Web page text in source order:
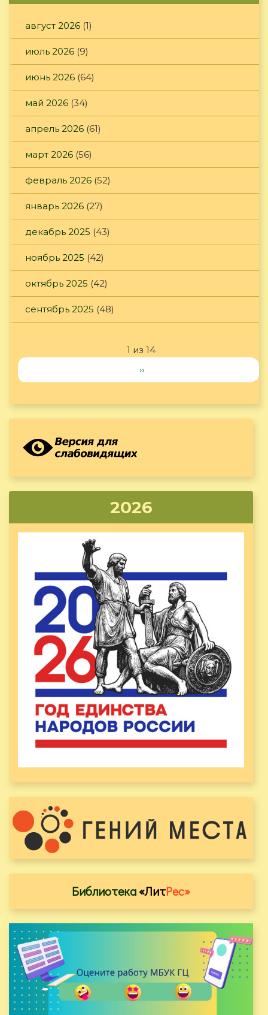
август 2026 (1)
июль 2026 (9)
июнь 2026 (64)
май 2026 (34)
апрель 2026 (61)
март 2026 (56)
февраль 2026 (52)
январь 2026 (27)
декабрь 2025 (43)
ноябрь 2025 (42)
октябрь 2025 (42)
сентябрь 2025 (48)
1 из 14
››
2026
Библиотека«ЛитРес»